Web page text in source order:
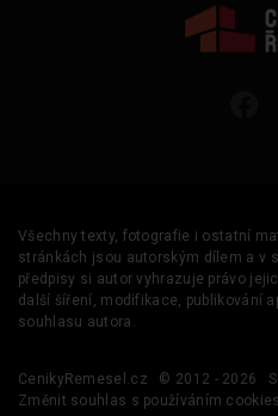
Všechny texty, fotografie i ostatní
stránkách jsou autorským dílem a v
předpisy si autor vyhrazuje právo
další šíření, modifikace, publikování
souhlasu autora.
CenikyRemesel.cz © 2012 - 2026
Změnit souhlas s používáním cookies